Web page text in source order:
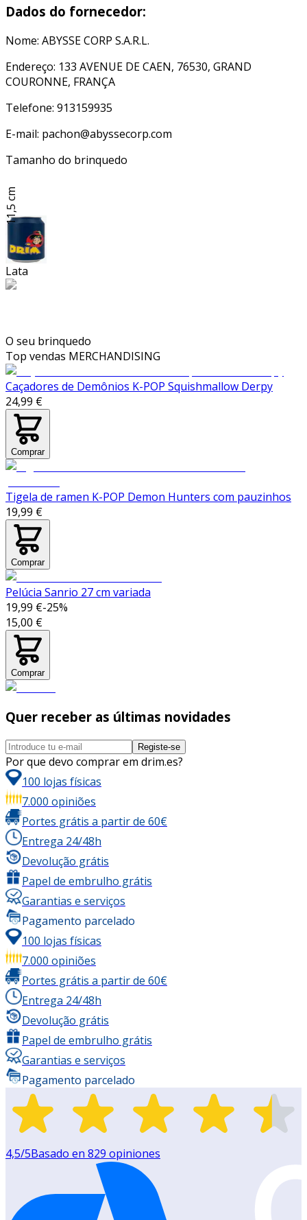
Dados do fornecedor:
Nome: ABYSSE CORP S.A.R.L.
Endereço: 133 AVENUE DE CAEN, 76530, GRAND
COURONNE, FRANÇA
Telefone: 913159935
E-mail: pachon@abyssecorp.com
Tamanho do brinquedo
11,5 cm
Lata
O seu brinquedo
Top vendas MERCHANDISING
Caçadores de Demônios K-POP Squishmallow Derpy
24,99 €
Comprar
Tigela de ramen K-POP Demon Hunters com pauzinhos
19,99 €
Comprar
Pelúcia Sanrio 27 cm variada
19,99 €-25%
15,00 €
Comprar
Quer receber as últimas novidades
Registe-se
Por que devo comprar em drim.es?
100 lojas físicas
7.000 opiniões
Portes grátis a partir de 60€
Entrega 24/48h
Devolução grátis
Papel de embrulho grátis
Garantias e serviços
Pagamento parcelado
100 lojas físicas
7.000 opiniões
Portes grátis a partir de 60€
Entrega 24/48h
Devolução grátis
Papel de embrulho grátis
Garantias e serviços
Pagamento parcelado
4,5/5Basado en 829 opiniones